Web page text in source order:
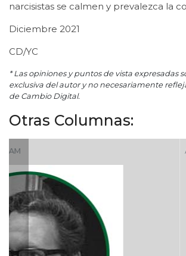
narcisistas se calmen y prevalezca la
Diciembre 2021
CD/YC
* Las opiniones y puntos de vista expresadas
exclusiva del autor y no necesariamente
de Cambio Digital.
Otras Columnas:
Ago 05, 2026 / 9:04 PM